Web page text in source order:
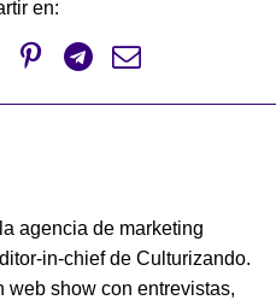
en:
  
agencia de marketing
in-chief de Culturizando.
web show con entrevistas,